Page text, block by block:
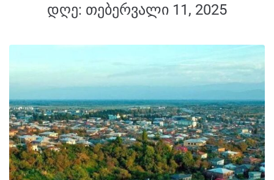
დღე: თებერვალი 11, 2025